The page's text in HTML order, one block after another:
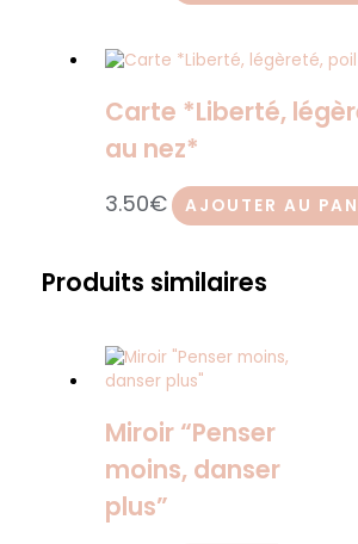
Carte *Liberté,
au nez*
3.50€ AJOUTER AU
Produits similaires
Miroir “Penser
moins, danser
plus”